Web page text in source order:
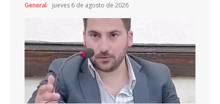
General jueves 6 de agosto de 2026